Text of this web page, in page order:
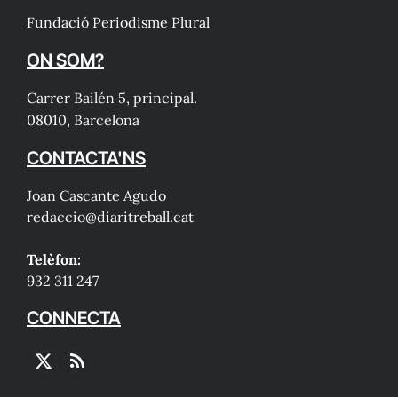
Fundació Periodisme Plural
ON SOM?
Carrer Bailén 5, principal.
08010, Barcelona
CONTACTA'NS
Joan Cascante Agudo
redaccio@diaritreball.cat
Telèfon:
932 311 247
CONNECTA
X
RSS